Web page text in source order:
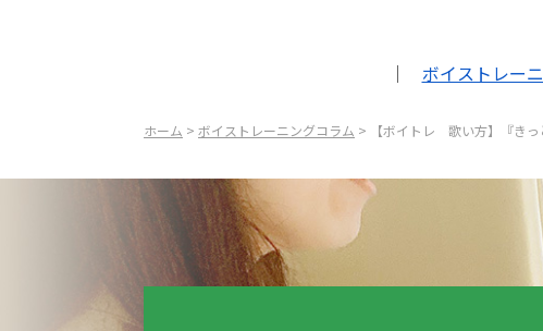
｜ ボイストレー
ホーム > ボイストレーニングコラム > 【ボイトレ 歌い方】『きっ